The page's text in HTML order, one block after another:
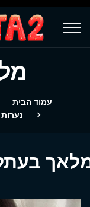
עמוד הבית
נערות